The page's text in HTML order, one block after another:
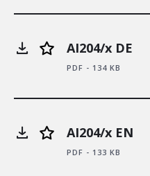
AI204/x DE
PDF - 134 KB
AI204/x EN
PDF - 133 KB